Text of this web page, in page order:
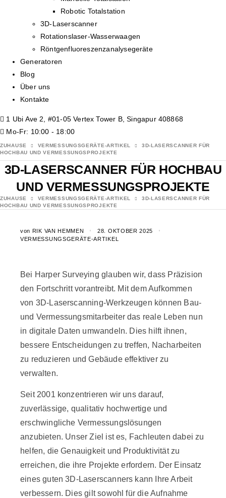
Robotic Totalstation
3D-Laserscanner
Rotationslaser-Wasserwaagen
Röntgenfluoreszenzanalysegeräte
Generatoren
Blog
Über uns
Kontakte
1 Ubi Ave 2, #01-05 Vertex Tower B, Singapur 408868
Mo-Fr: 10:00 - 18:00
ZUHAUSE VERMESSUNGSGERÄTE-ARTIKEL
3D-LASERSCANNER FÜR
HOCHBAU UND VERMESSUNGSPROJEKTE
3D-LASERSCANNER FÜR HOCHBAU
UND VERMESSUNGSPROJEKTE
ZUHAUSE VERMESSUNGSGERÄTE-ARTIKEL
3D-LASERSCANNER FÜR
HOCHBAU UND VERMESSUNGSPROJEKTE
von RIK VAN HEMMEN
28. OKTOBER 2025
VERMESSUNGSGERÄTE-ARTIKEL
Bei Harper Surveying glauben wir, dass Präzision
den Fortschritt vorantreibt. Mit dem Aufkommen
von 3D-Laserscanning-Werkzeugen können Bau-
und Vermessungsmitarbeiter das reale Leben nun
in digitale Daten umwandeln. Dies hilft ihnen,
bessere Entscheidungen zu treffen, Nacharbeiten
zu reduzieren und Gebäude effektiver zu
verwalten.
Seit 2001 konzentrieren wir uns darauf,
zuverlässige, qualitativ hochwertige und
erschwingliche Vermessungslösungen
anzubieten. Unser Ziel ist es, Fachleuten dabei zu
helfen, die Genauigkeit und Produktivität zu
erreichen, die ihre Projekte erfordern. Der Einsatz
eines guten 3D-Laserscanners kann Ihre Arbeit
verbessern. Dies gilt sowohl für die Aufnahme